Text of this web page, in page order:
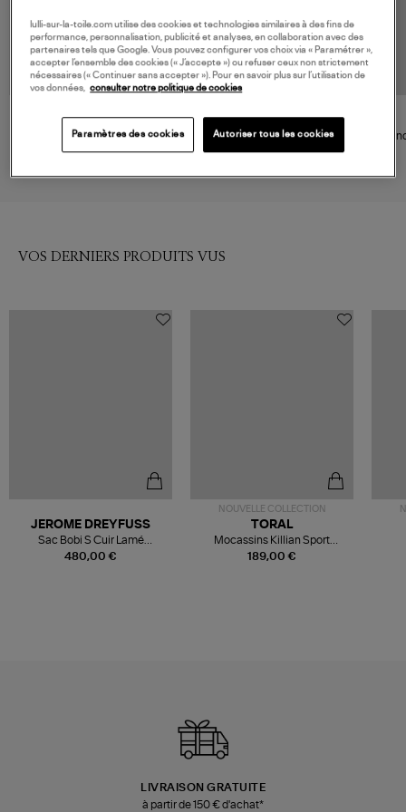
275,00 €
MI-MAI
Mules Alba Marron
165,00 €
BIRKENSTOCK
Mules Naples Wrapped Suede
VOS DERNIERS PRODUITS VUS
480,00 €
JEROME DREYFUSS
Sac Bobi S Cuir Lamé
Champagne
NOUVELLE COLLECTION
189,00 €
TORAL
Mocassins Killian Sport
Mousse
LIVRAISON GRATUITE
à partir de 150 € d'achat*
lulli-sur-la-toile.com utilise des cookies et technologies similaires à des fins de
performance, personnalisation, publicité et analyses, en collaboration avec des
partenaires tels que Google. Vous pouvez configurer vos choix via « Paramétrer »,
accepter l’ensemble des cookies (« J’accepte ») ou refuser ceux non strictement
nécessaires (« Continuer sans accepter »). Pour en savoir plus sur l’utilisation de
vos données,
consulter notre politique de cookies
Paramètres des cookies Autoriser tous les cookies